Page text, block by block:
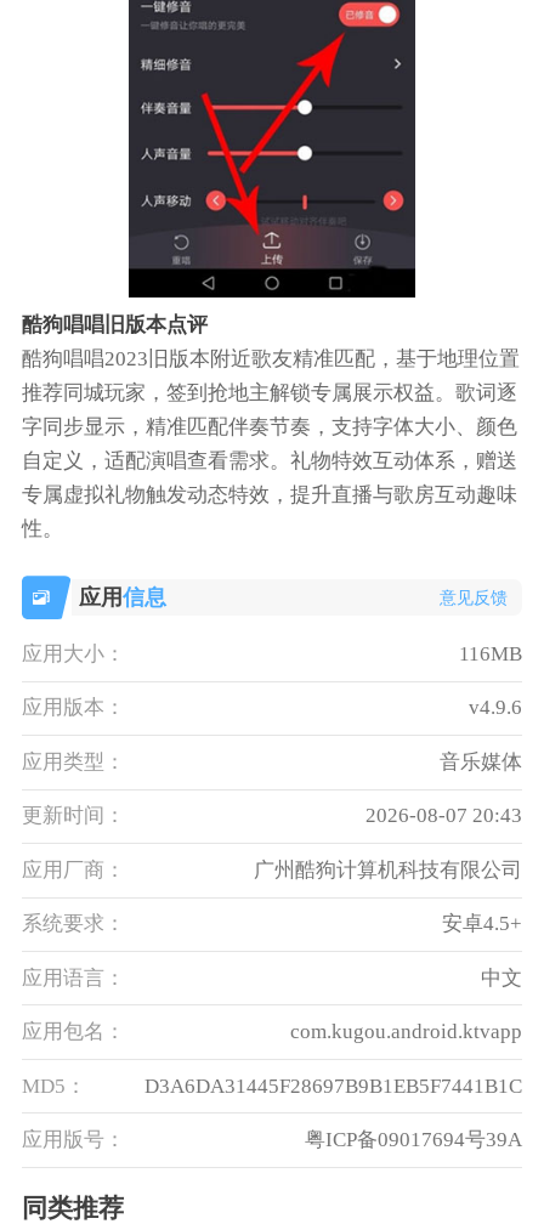
酷狗唱唱旧版本点评
酷狗唱唱2023旧版本附近歌友精准匹配，基于地理位置
推荐同城玩家，签到抢地主解锁专属展示权益。歌词逐
字同步显示，精准匹配伴奏节奏，支持字体大小、颜色
自定义，适配演唱查看需求。礼物特效互动体系，赠送
专属虚拟礼物触发动态特效，提升直播与歌房互动趣味
性。
应用信息 意见反馈
应用大小： 116MB
应用版本： v4.9.6
应用类型： 音乐媒体
更新时间： 2026-08-07 20:43
应用厂商： 广州酷狗计算机科技有限公司
系统要求： 安卓4.5+
应用语言： 中文
应用包名： com.kugou.android.ktvapp
MD5： D3A6DA31445F28697B9B1EB5F7441B1C
应用版号： 粤ICP备09017694号39A
同类推荐